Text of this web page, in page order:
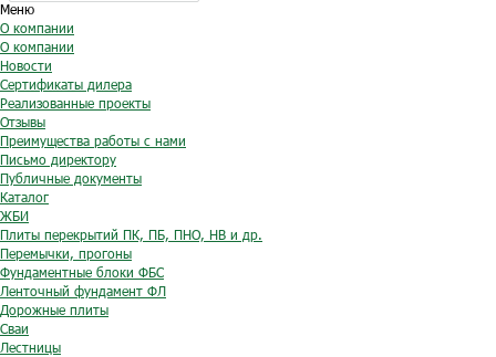
Меню
О компании
О компании
Новости
Сертификаты дилера
Реализованные проекты
Отзывы
Преимущества работы с нами
Письмо директору
Публичные документы
Каталог
ЖБИ
Плиты перекрытий ПК, ПБ, ПНО, НВ и др.
Перемычки, прогоны
Фундаментные блоки ФБС
Ленточный фундамент ФЛ
Дорожные плиты
Сваи
Лестницы